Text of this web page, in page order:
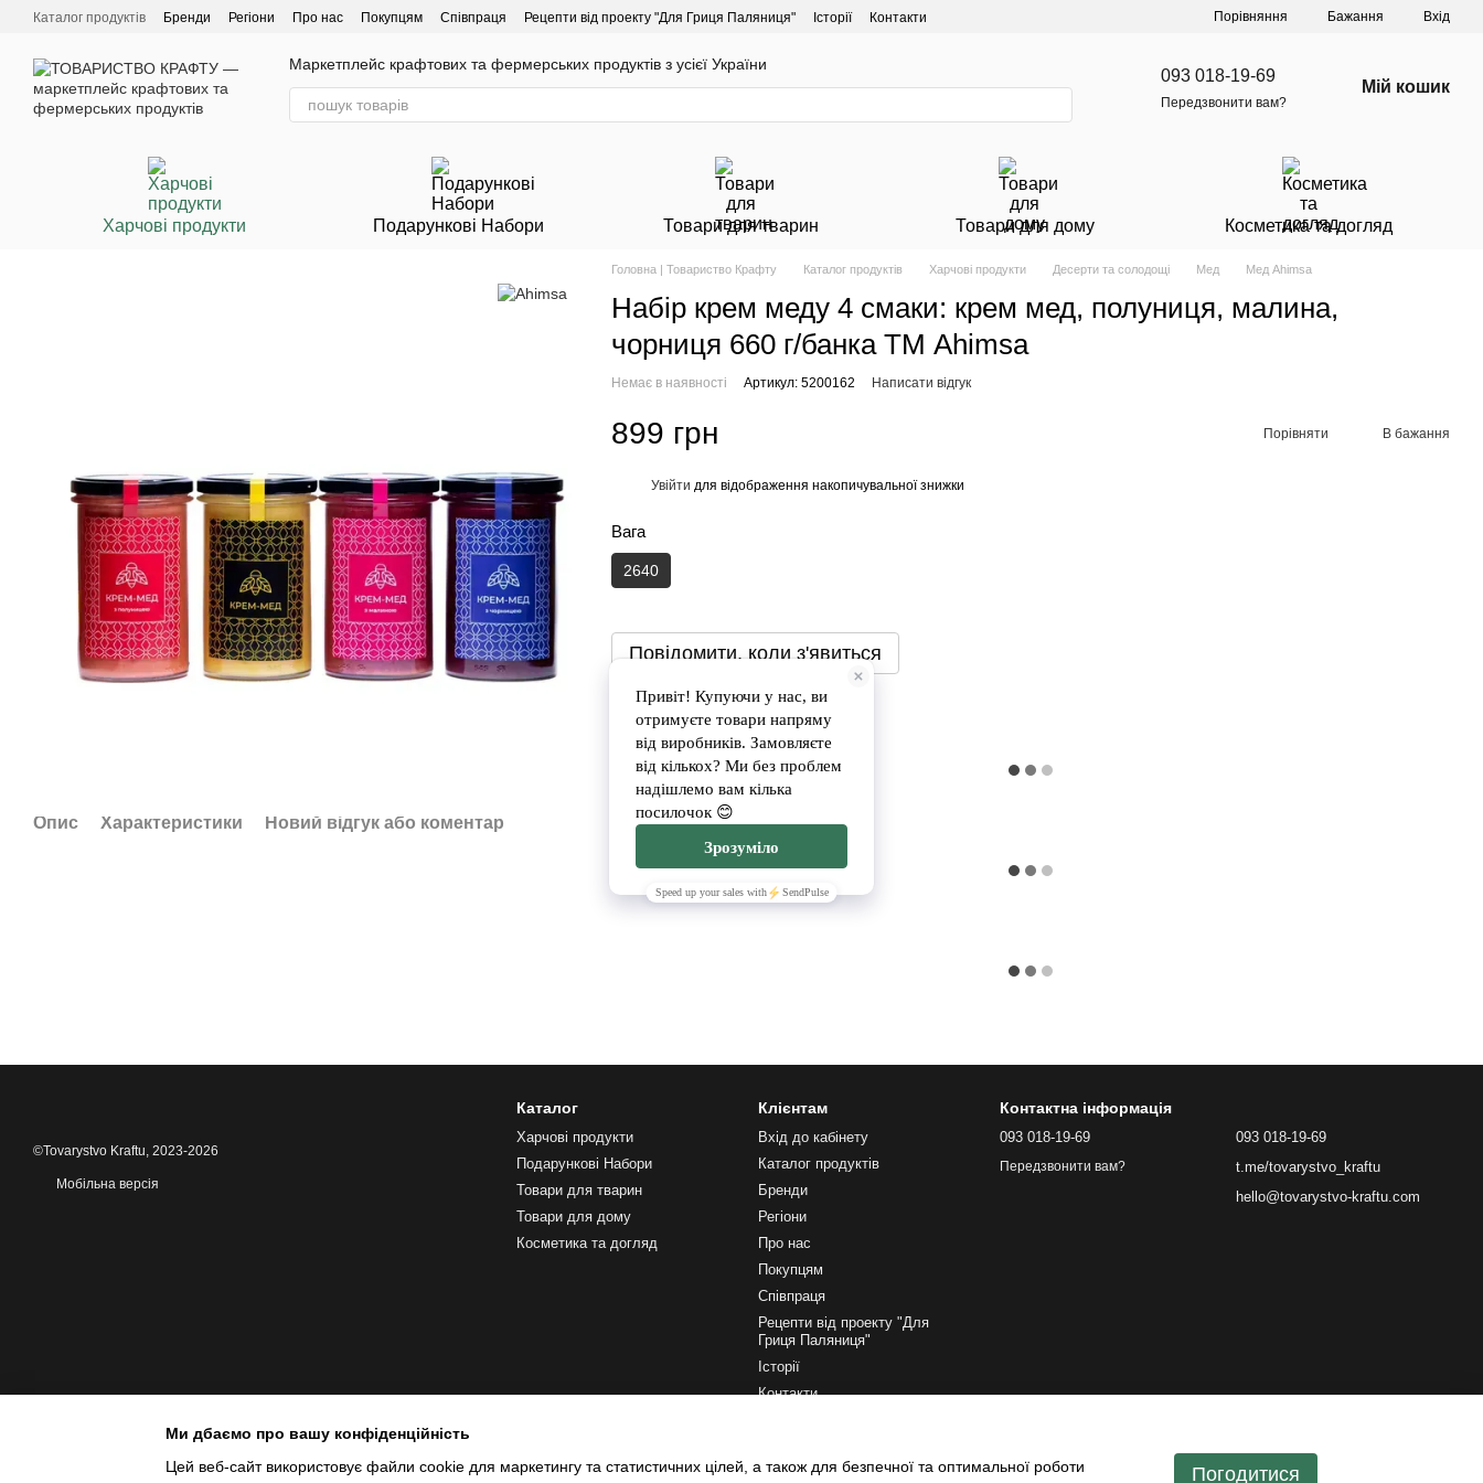
Перейти до основного контенту
Каталог продуктів Бренди Регіони Про нас Покупцям Співпраця Рецепти від проекту "Для Гриця Паляниця" Історії Контакти Порівняння Бажання Вхід
Маркетплейс крафтових та фермерських продуктів з усієї України
093 018-19-69
Передзвонити вам?
Мій кошик
Харчові продукти Подарункові Набори Товари для тварин Товари для дому Косметика та догляд
Опис Характеристики Новий відгук або коментар
Головна | Товариство Крафту Каталог продуктів Харчові продукти Десерти та солодощі Мед Мед Ahimsa
Набір крем меду 4 смаки: крем мед, полуниця, малина,
чорниця 660 г/банка ТМ Ahimsa
Немає в наявності Артикул: 5200162 Написати відгук
899 грн Порівняти В бажання
Увійти для відображення накопичувальної знижки
Вага
2640
Повідомити, коли з'явиться
Доставка Оплата
©Tovarystvo Kraftu, 2023-2026
Мобільна версія
Каталог
Харчові продукти
Подарункові Набори
Товари для тварин
Товари для дому
Косметика та догляд
Клієнтам
Вхід до кабінету
Каталог продуктів
Бренди
Регіони
Про нас
Покупцям
Співпраця
Рецепти від проекту "Для
Гриця Паляниця"
Історії
Контакти
Контактна інформація
093 018-19-69
Передзвонити вам?
093 018-19-69
t.me/tovarystvo_kraftu
hello@tovarystvo-kraftu.com
Ми дбаємо про вашу конфіденційність
Цей веб-сайт використовує файли cookie для маркетингу та статистичних цілей, а також для безпечної та оптимальної роботи
Погодитися